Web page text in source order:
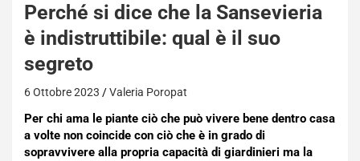
Perché si dice che la Sansevieria
è indistruttibile: qual è il suo
segreto
6 Ottobre 2023 Valeria Poropat
Per chi ama le piante ciò che può vivere bene dentro casa
a volte non coincide con ciò che è in grado di
sopravvivere alla propria capacità di giardinieri ma la